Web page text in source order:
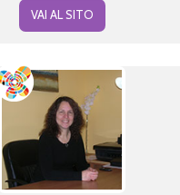
VAI AL SITO